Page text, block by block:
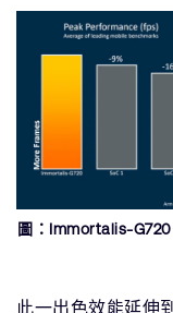
圖：Immortalis-
此一出色效能延伸